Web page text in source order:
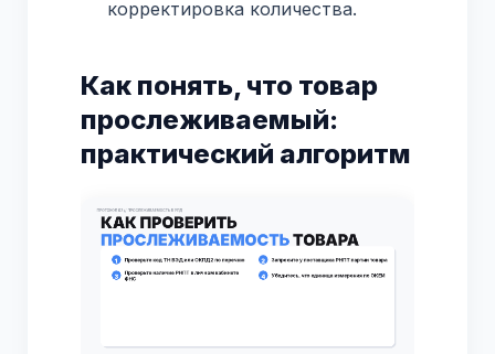
корректировка количества.
Как понять, что товар
прослеживаемый:
практический алгоритм